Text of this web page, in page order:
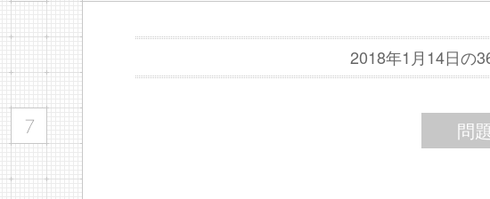
2018年1月14日の
問題